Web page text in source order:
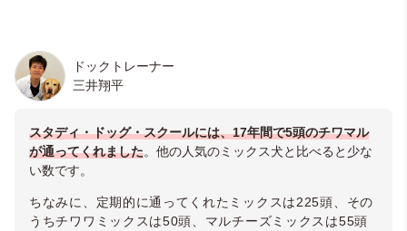
ドックトレーナー
三井翔平
スタディ・ドッグ・スクールには、17年間で5頭のチワマル
が通ってくれました。他の人気のミックス犬と比べると少な
い数です。
ちなみに、定期的に通ってくれたミックスは225頭、その
うちチワワミックスは50頭、マルチーズミックスは55頭